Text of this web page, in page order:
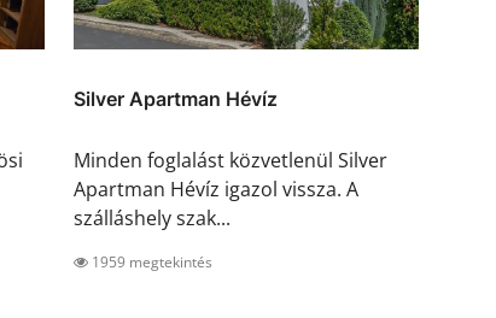
Silver Apartman Hévíz
Minden foglalást közvetlenül Silver
Apartman Hévíz igazol vissza. A
szálláshely szak...
1959 megtekintés